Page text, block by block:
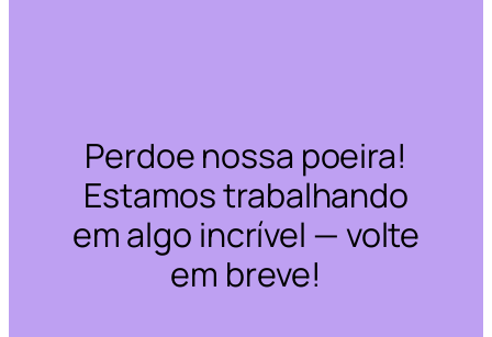
Perdoe nossa poeira!
Estamos trabalhando
em algo incrível — volte
em breve!